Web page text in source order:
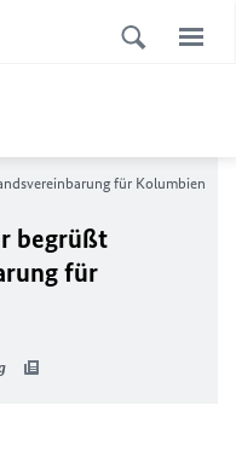
für Kolumbien
begrüßt
für